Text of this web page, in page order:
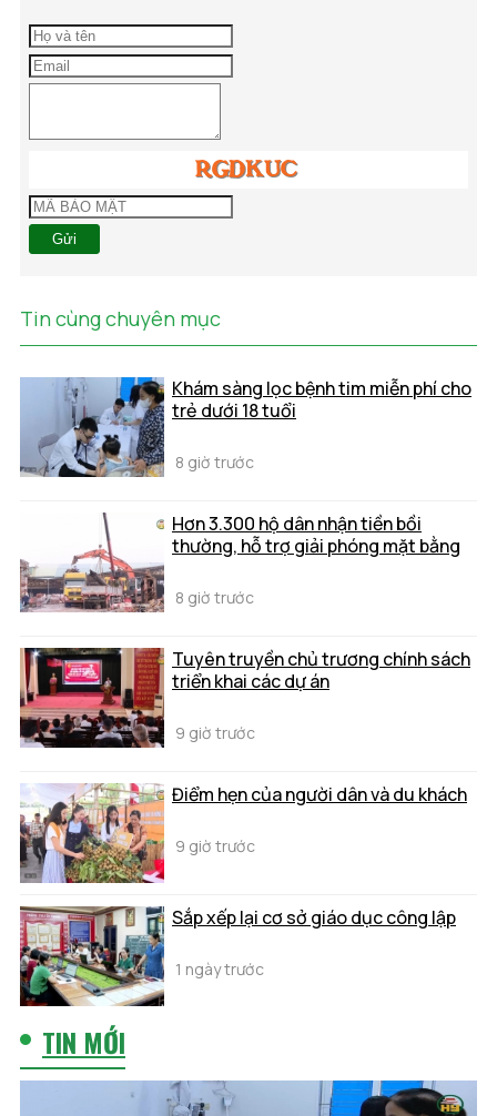
Gửi
Tin cùng chuyên mục
Khám sàng lọc bệnh tim miễn phí cho
trẻ dưới 18 tuổi
8 giờ trước
Hơn 3.300 hộ dân nhận tiền bồi
thường, hỗ trợ giải phóng mặt bằng
8 giờ trước
Tuyên truyền chủ trương chính sách
triển khai các dự án
9 giờ trước
Điểm hẹn của người dân và du khách
9 giờ trước
Sắp xếp lại cơ sở giáo dục công lập
1 ngày trước
TIN MỚI